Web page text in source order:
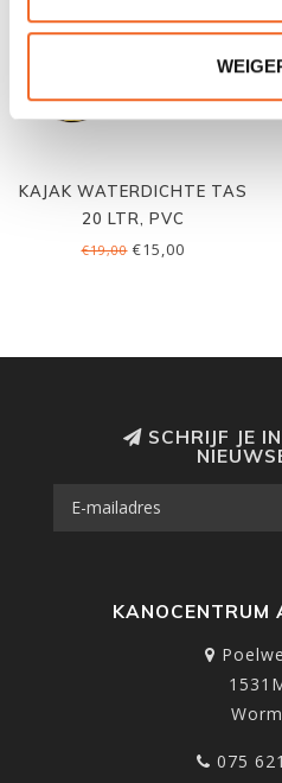
KAJAK WATERDICHTE TAS
20 LTR, PVC
€19,00€15,00
SCHRIJF JE
KANOCENTRUM
075